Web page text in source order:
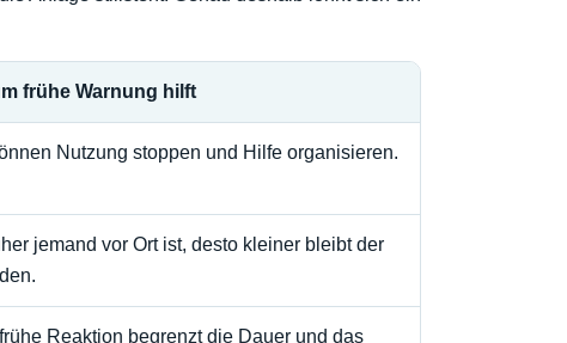
frühe Warnung hilft
Nutzung stoppen und Hilfe organisieren.
jemand vor Ort ist, desto kleiner bleibt der
Reaktion begrenzt die Dauer und das